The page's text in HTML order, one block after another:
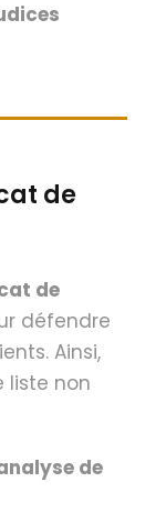
de
de
défendre
Ainsi,
liste non
de